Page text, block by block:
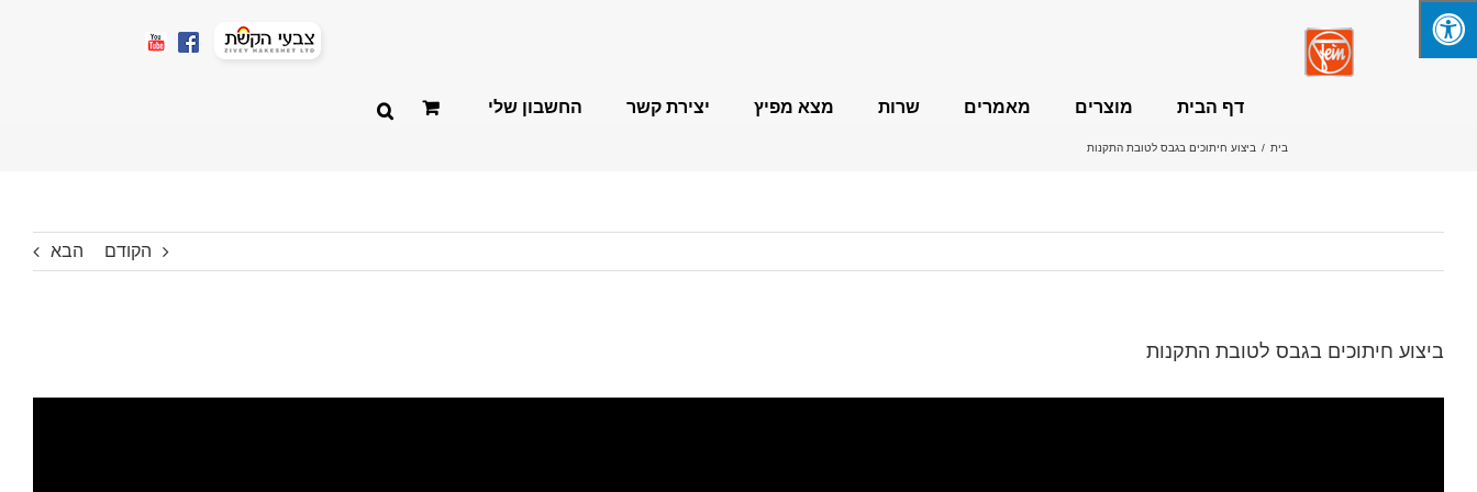
דלג
לתוכן
דף הבית מוצרים מאמרים שרות מצא מפיץ יצירת קשר החשבון שלי
בית / ביצוע חיתוכים בגבס לטובת התקנות
הקודם הבא
ביצוע חיתוכים בגבס לטובת התקנות